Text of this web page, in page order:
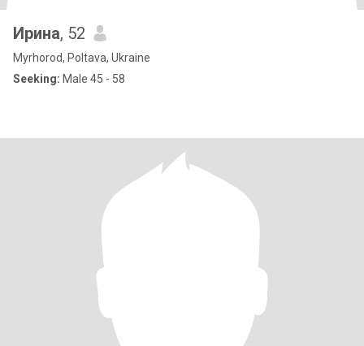
Ирина, 52
Myrhorod, Poltava, Ukraine
Seeking: Male 45 - 58